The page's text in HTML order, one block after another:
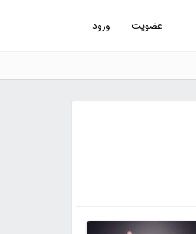
عضویت ورود